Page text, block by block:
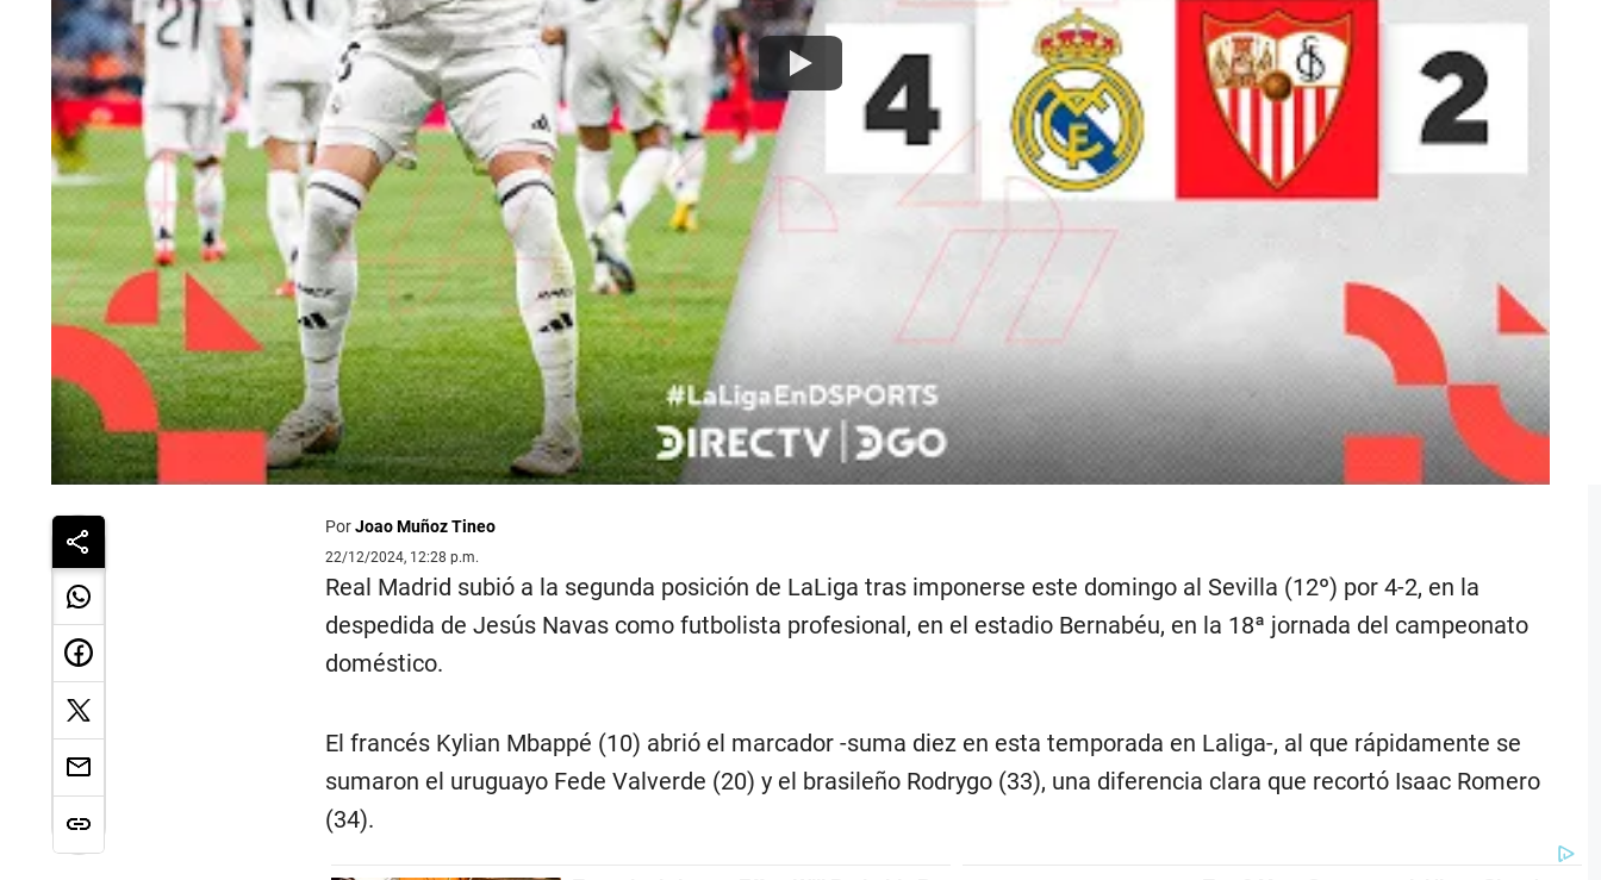
PorJoao Muñoz Tineo
22/12/2024, 12:28 p.m.
Real Madrid subió a la segunda posición de LaLiga tras imponerse este domingo al Sevilla (12º) por 4-2, en la
despedida de Jesús Navas como futbolista profesional, en el estadio Bernabéu, en la 18ª jornada del campeonato
doméstico.
El francés Kylian Mbappé (10) abrió el marcador -suma diez en esta temporada en Laliga-, al que rápidamente se
sumaron el uruguayo Fede Valverde (20) y el brasileño Rodrygo (33), una diferencia clara que recortó Isaac Romero
(34).